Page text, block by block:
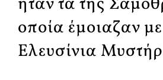
ήταν τα της
οποία έμοιαζαν
Ελευσίνια